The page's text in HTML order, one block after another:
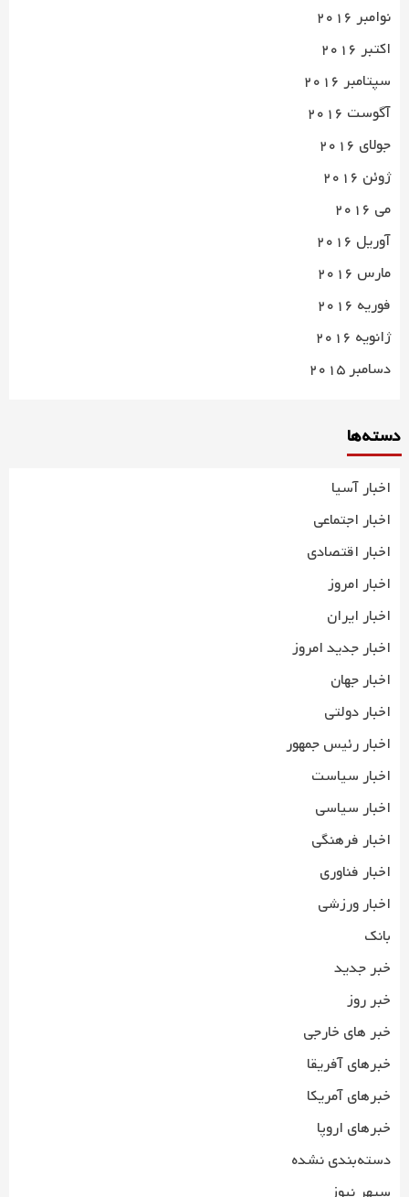
نوامبر 2016
اکتبر 2016
سپتامبر 2016
آگوست 2016
جولای 2016
ژوئن 2016
می 2016
آوریل 2016
مارس 2016
فوریه 2016
ژانویه 2016
دسامبر 2015
دسته‌ها
اخبار آسیا
اخبار اجتماعی
اخبار اقتصادی
اخبار امروز
اخبار ایران
اخبار جدید امروز
اخبار جهان
اخبار دولتی
اخبار رئیس جمهور
اخبار سیاست
اخبار سیاسی
اخبار فرهنگی
اخبار فناوری
اخبار ورزشی
بانک
خبر جدید
خبر روز
خبر های خارجی
خبرهای آفریقا
خبرهای آمریکا
خبرهای اروپا
دسته‌بندی نشده